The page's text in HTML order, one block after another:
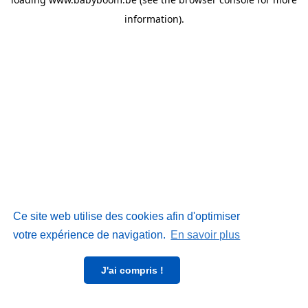
Ce site web utilise des cookies afin d'optimiser
votre expérience de navigation. En savoir plus
J'ai compris !
information).